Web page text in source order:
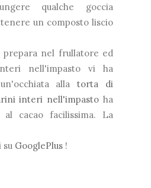
qualche goccia
un composto liscio
nel frullatore ed
nell'impasto vi ha
allatorta di
interi nell'impasto ha
al cacao facilissima. La
su GooglePlus !